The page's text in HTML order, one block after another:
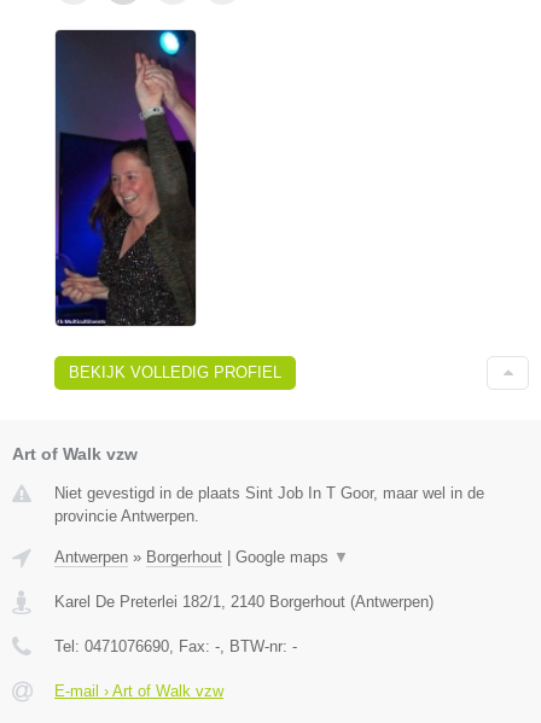
BEKIJK VOLLEDIG PROFIEL
Art of Walk vzw
Niet gevestigd in de plaats Sint Job In T Goor, maar wel in de
provincie Antwerpen.
Antwerpen » Borgerhout Google maps ▼
Karel De Preterlei 182/1, 2140 Borgerhout (Antwerpen)
Tel: 0471076690, Fax: -, BTW-nr: -
E-mail › Art of Walk vzw